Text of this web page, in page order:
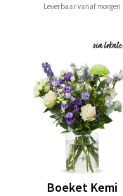
Leverbaar vanaf morgen
Boeket Kemi